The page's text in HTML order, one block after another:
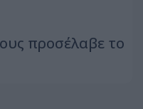
προσέλαβε το